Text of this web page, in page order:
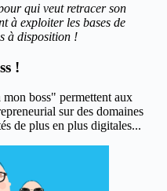
qui veut retracer son
à exploiter les bases de
à disposition !
!
boss" permettent aux
sur des domaines
de plus en plus digitales...